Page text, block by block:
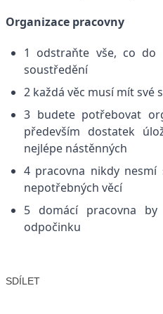
Organizace pracovny
1 odstraňte vše, co do
soustředění
2 každá věc musí mít své
3 budete potřebovat
především dostatek
nejlépe nástěnných
4 pracovna nikdy
nepotřebných věcí
5 domácí pracovna
odpočinku
SDÍLET